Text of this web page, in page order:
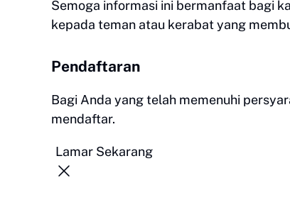
Semoga informasi ini bermanfaat bagi
kepada teman atau kerabat yang
Pendaftaran
Bagi Anda yang telah memenuhi
mendaftar.
Lamar Sekarang